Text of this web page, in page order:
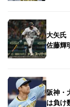
大矢氏
佐藤輝
阪神・
は負け